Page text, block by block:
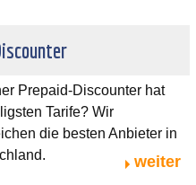
Prepaid-Discounter hat
Tarife? Wir
die besten Anbieter in
weiter